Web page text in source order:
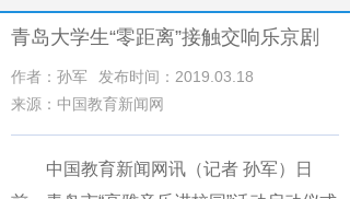
青岛大学生“零距离”接触交响乐京剧
作者：孙军
发布时间：2019.03.18
来源：中国教育新闻网
中国教育新闻网讯（记者 孙军）日